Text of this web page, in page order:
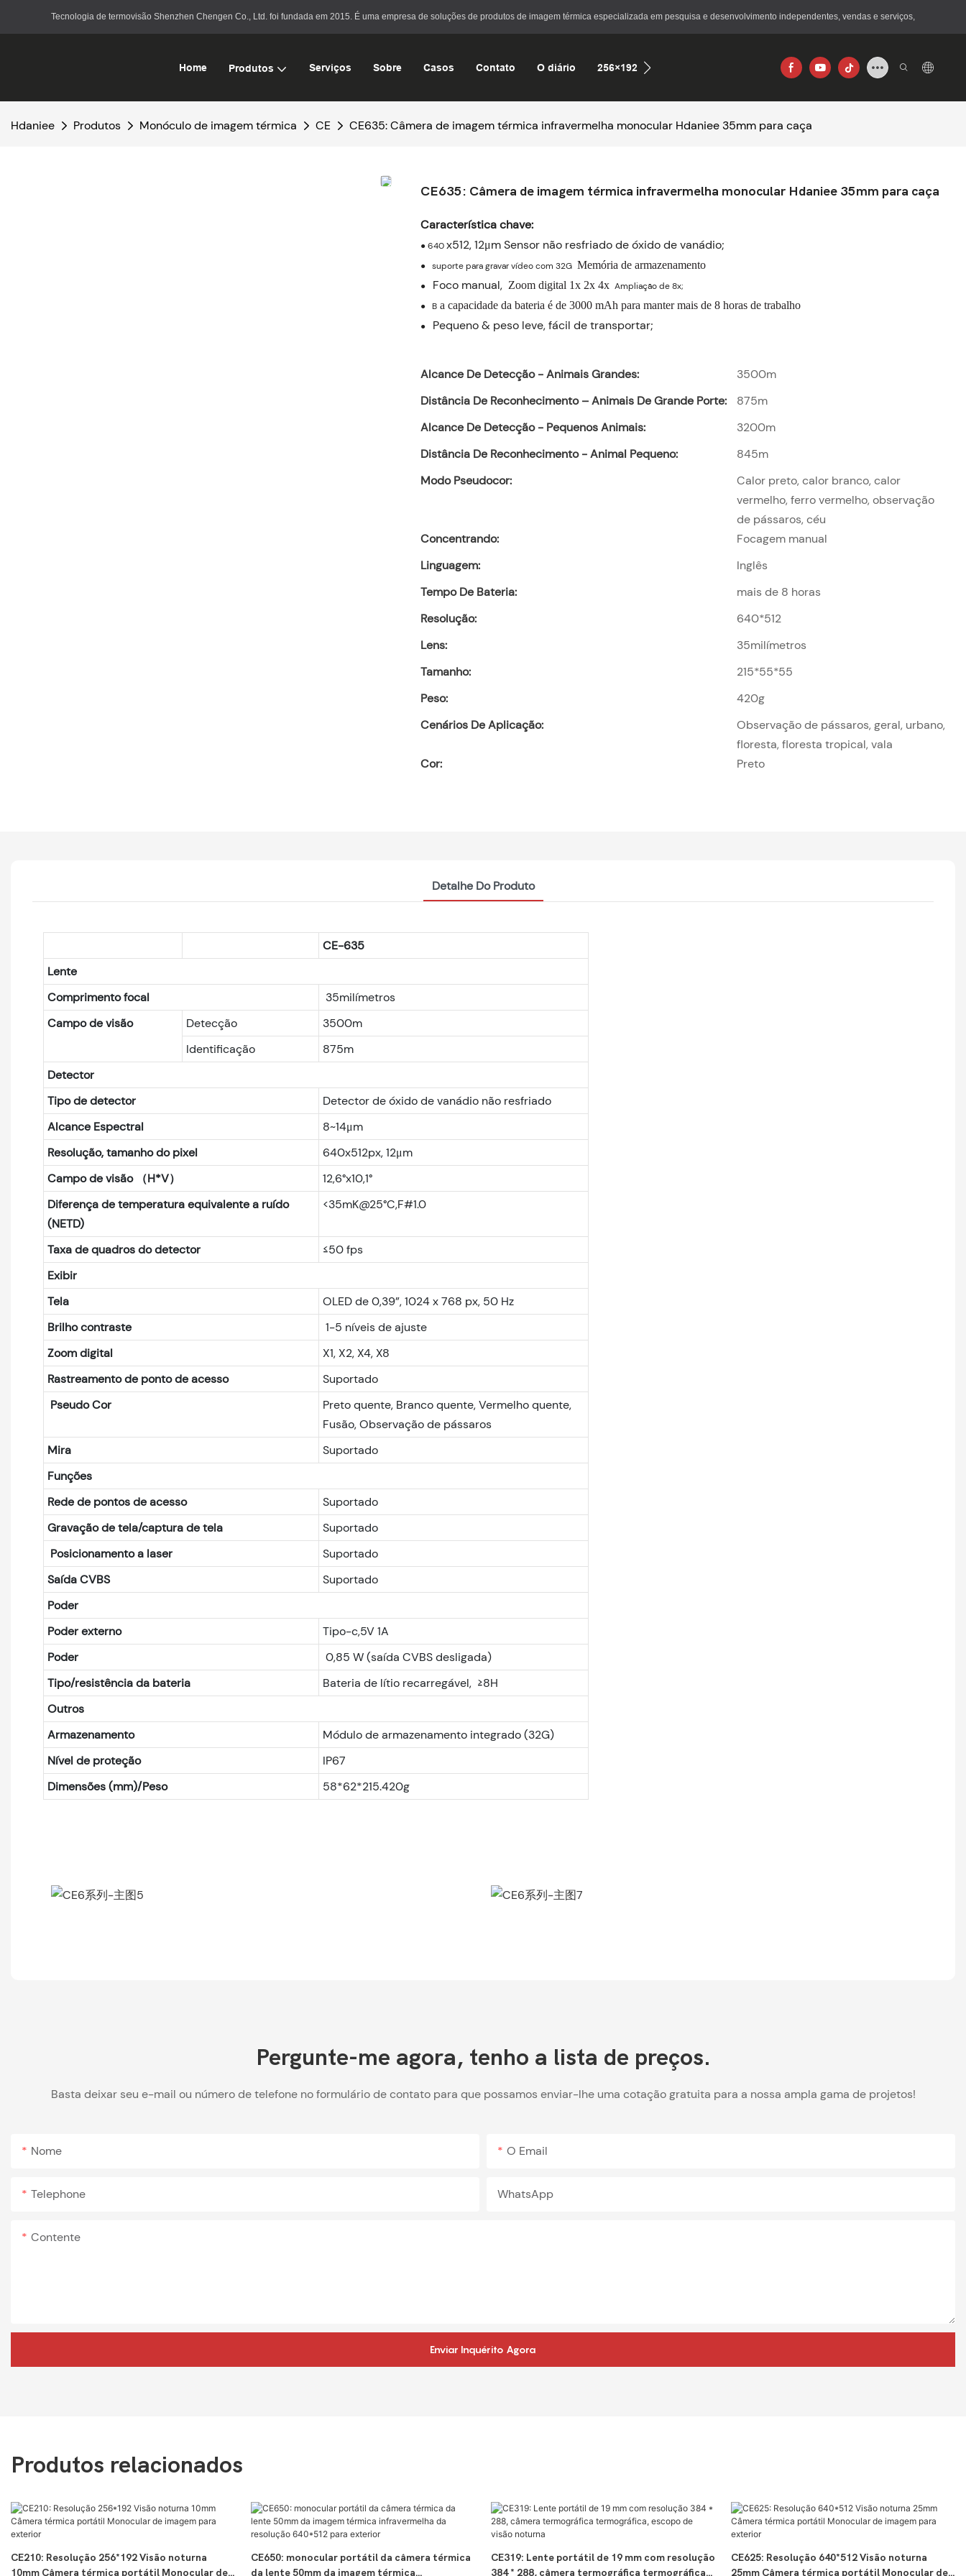
Tecnologia de termovisão Shenzhen Chengen Co., Ltd. foi fundada em 2015. É uma empresa de soluções de produtos de imagem térmica especializada em pesquisa e desenvolvimento independentes, vendas e serviços,
Home Produtos Serviços Sobre Casos Contato O diário 256×192
Hdaniee Produtos Monóculo de imagem térmica CE CE635: Câmera de imagem térmica infravermelha monocular Hdaniee 35mm para caça
CE635: Câmera de imagem térmica infravermelha monocular Hdaniee 35mm para caça
Característica chave:
●640x512, 12μm Sensor não resfriado de óxido de vanádio;
● suporte para gravar vídeo com 32G Memória de armazenamento
● Foco manual, Zoom digital 1x 2x 4x Ampliação de 8x;
● B a capacidade da bateria é de 3000 mAh para manter mais de 8 horas de trabalho
● Pequeno & peso leve, fácil de transportar;
Alcance De Detecção - Animais Grandes:
3500m
Distância De Reconhecimento – Animais De Grande Porte:
875m
Alcance De Detecção - Pequenos Animais:
3200m
Distância De Reconhecimento - Animal Pequeno:
845m
Modo Pseudocor:
Calor preto, calor branco, calor
vermelho, ferro vermelho, observação
de pássaros, céu
Concentrando:
Focagem manual
Linguagem:
Inglês
Tempo De Bateria:
mais de 8 horas
Resolução:
640*512
Lens:
35milímetros
Tamanho:
215*55*55
Peso:
420g
Cenários De Aplicação:
Observação de pássaros, geral, urbano,
floresta, floresta tropical, vala
Cor:
Preto
Detalhe Do Produto
CE-635
Lente
Comprimento focal
35milímetros
Campo de visão
Detecção
3500m
Identificação
875m
Detector
Tipo de detector
Detector de óxido de vanádio não resfriado
Alcance Espectral
8~14μm
Resolução, tamanho do pixel
640x512px, 12μm
Campo de visão （H*V）
12,6°x10,1°
Diferença de temperatura equivalente a ruído
(NETD)
<35mK@25°C,F#1.0
Taxa de quadros do detector
≤50 fps
Exibir
Tela
OLED de 0,39”, 1024 x 768 px, 50 Hz
Brilho contraste
1-5 níveis de ajuste
Zoom digital
X1, X2, X4, X8
Rastreamento de ponto de acesso
Suportado
Pseudo Cor
Preto quente, Branco quente, Vermelho quente,
Fusão, Observação de pássaros
Mira
Suportado
Funções
Rede de pontos de acesso
Suportado
Gravação de tela/captura de tela
Suportado
Posicionamento a laser
Suportado
Saída CVBS
Suportado
Poder
Poder externo
Tipo-c,5V 1A
Poder
0,85 W (saída CVBS desligada)
Tipo/resistência da bateria
Bateria de lítio recarregável, ≥8H
Outros
Armazenamento
Módulo de armazenamento integrado (32G)
Nível de proteção
IP67
Dimensões (mm)/Peso
58*62*215.420g
Pergunte-me agora, tenho a lista de preços.
Basta deixar seu e-mail ou número de telefone no formulário de contato para que possamos enviar-lhe uma cotação gratuita para a nossa ampla gama de projetos!
Nome O Email
Telephone WhatsApp
Contente
Enviar Inquérito Agora
Produtos relacionados
CE210: Resolução 256*192 Visão noturna
10mm Câmera térmica portátil Monocular de
CE650: monocular portátil da câmera térmica
da lente 50mm da imagem térmica
CE319: Lente portátil de 19 mm com resolução
384 * 288, câmera termográfica termográfica,
CE625: Resolução 640*512 Visão noturna
25mm Câmera térmica portátil Monocular de